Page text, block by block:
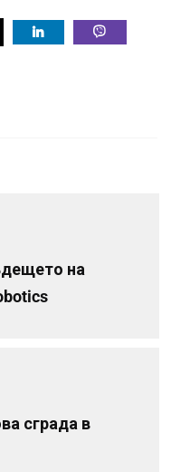
на
сграда в